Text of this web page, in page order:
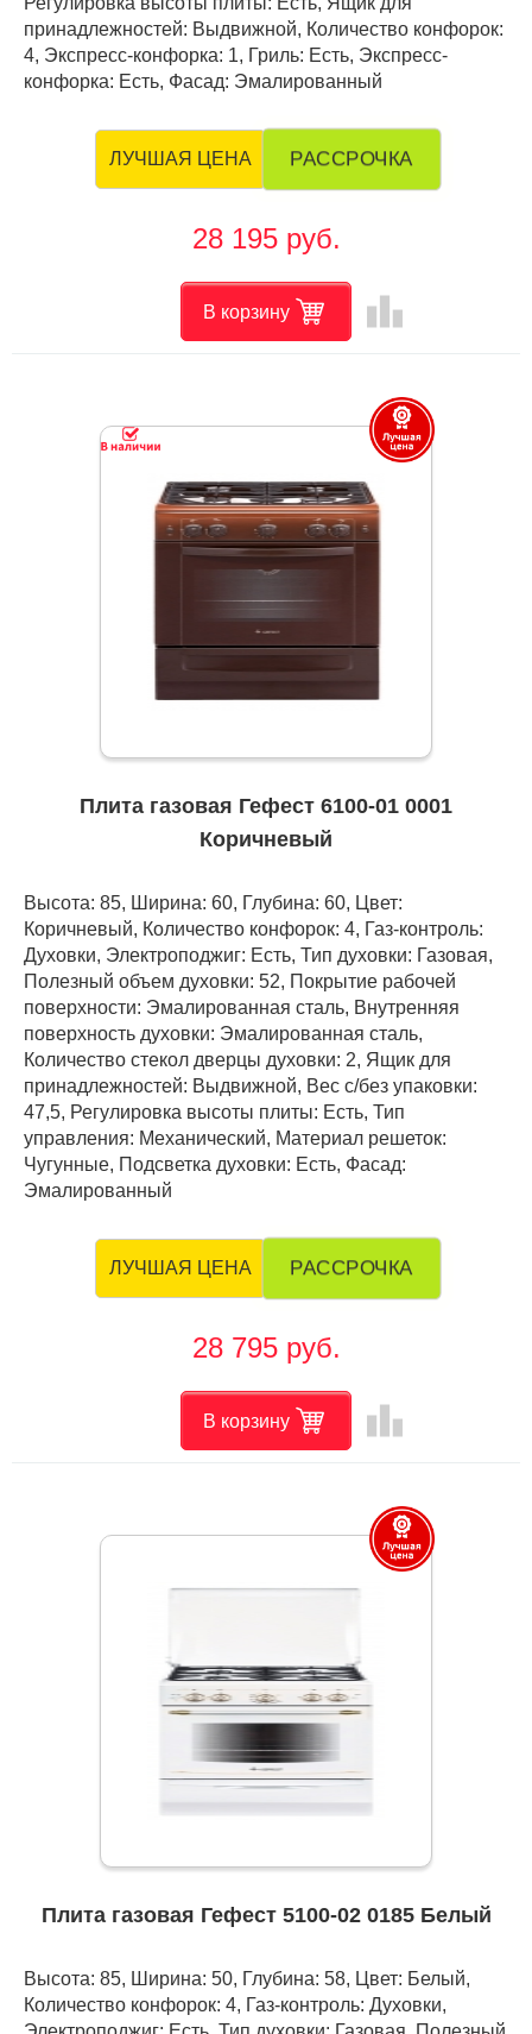
принадлежностей: Выдвижной, Количество конфорок:
4, Экспресс-конфорка: 1, Гриль: Есть, Экспресс-
конфорка: Есть, Фасад: Эмалированный
ЛУЧШАЯ ЦЕНА РАССРОЧКА
28 195 руб.
В корзину leaderboard
Плита газовая Гефест 6100-01 0001
Коричневый
Высота: 85, Ширина: 60, Глубина: 60, Цвет:
Коричневый, Количество конфорок: 4, Газ-контроль:
Духовки, Электроподжиг: Есть, Тип духовки: Газовая,
Полезный объем духовки: 52, Покрытие рабочей
поверхности: Эмалированная сталь, Внутренняя
поверхность духовки: Эмалированная сталь,
Количество стекол дверцы духовки: 2, Ящик для
принадлежностей: Выдвижной, Вес с/без упаковки:
47,5, Регулировка высоты плиты: Есть, Тип
управления: Механический, Материал решеток:
Чугунные, Подсветка духовки: Есть, Фасад:
Эмалированный
ЛУЧШАЯ ЦЕНА РАССРОЧКА
28 795 руб.
В корзину leaderboard
Плита газовая Гефест 5100-02 0185 Белый
Высота: 85, Ширина: 50, Глубина: 58, Цвет: Белый,
Количество конфорок: 4, Газ-контроль: Духовки,